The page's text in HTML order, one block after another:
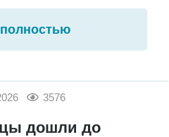
3576
дошли до